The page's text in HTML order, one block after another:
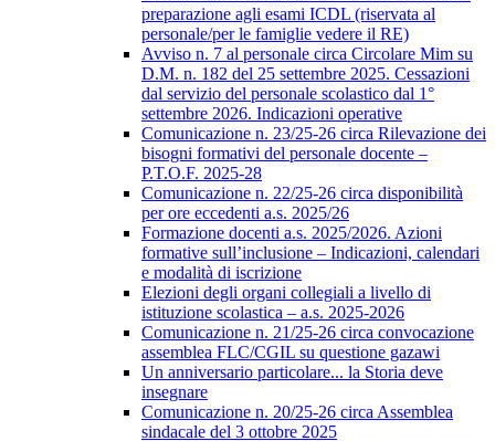
preparazione agli esami ICDL (riservata al
personale/per le famiglie vedere il RE)
Avviso n. 7 al personale circa Circolare Mim su
D.M. n. 182 del 25 settembre 2025. Cessazioni
dal servizio del personale scolastico dal 1°
settembre 2026. Indicazioni operative
Comunicazione n. 23/25-26 circa Rilevazione dei
bisogni formativi del personale docente –
P.T.O.F. 2025-28
Comunicazione n. 22/25-26 circa disponibilità
per ore eccedenti a.s. 2025/26
Formazione docenti a.s. 2025/2026. Azioni
formative sull’inclusione – Indicazioni, calendari
e modalità di iscrizione
Elezioni degli organi collegiali a livello di
istituzione scolastica – a.s. 2025-2026
Comunicazione n. 21/25-26 circa convocazione
assemblea FLC/CGIL su questione gazawi
Un anniversario particolare... la Storia deve
insegnare
Comunicazione n. 20/25-26 circa Assemblea
sindacale del 3 ottobre 2025